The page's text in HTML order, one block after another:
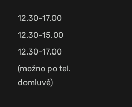
12.30–17.00
12.30–15.00
12.30–17.00
(možno po tel.
domluvě)